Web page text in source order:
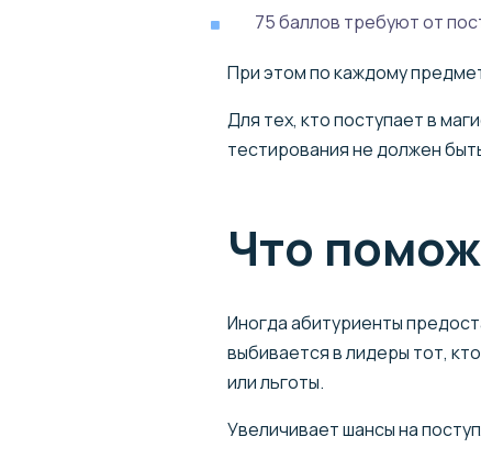
75 баллов требуют от
При этом по каждому
Для тех, кто поступает в
тестирования не должен
Что
Иногда абитуриенты
выбивается в лидеры тот,
или льготы.
Увеличивает шансы на